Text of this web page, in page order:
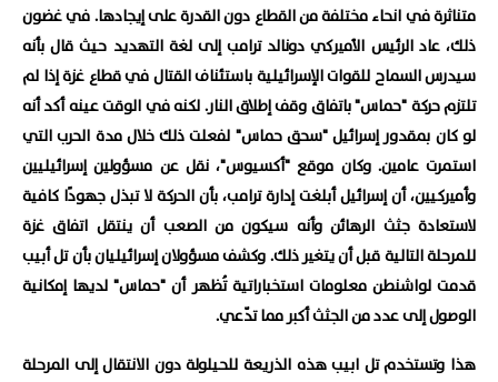
متناثرة في انحاء مختلفة من القطاع دون القدرة على إيجادها. في غضون
ذلك، عاد الرئيس الأميركي دونالد ترامب إلى لغة التهديد حيث قال بأنه
سيدرس السماح للقوات الإسرائيلية باستئناف القتال في قطاع غزة إذا لم
تلتزم حركة "حماس" باتفاق وقف إطلاق النار. لكنه في الوقت عينه أكد أنه
لو كان بمقدور إسرائيل "سحق حماس" لفعلت ذلك خلال مدة الحرب التي
استمرت عامين. وكان موقع "أكسيوس"، نقل عن مسؤولين إسرائيليين
وأميركيين، أن إسرائيل أبلغت إدارة ترامب، بأن الحركة لا تبذل جهودًا كافية
لاستعادة جثث الرهائن وأنه سيكون من الصعب أن ينتقل اتفاق غزة
للمرحلة التالية قبل أن يتغير ذلك. وكشف مسؤولان إسرائيليان بأن تل أبيب
قدمت لواشنطن معلومات استخباراتية تُظهر أن "حماس" لديها إمكانية
الوصول إلى عدد من الجثث أكبر مما تدّعي.
هذا وتستخدم تل ابيب هذه الذريعة للحيلولة دون الانتقال إلى المرحلة